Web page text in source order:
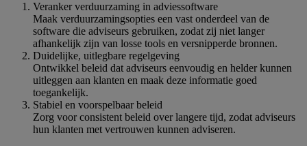
Veranker verduurzaming in adviessoftware
Maak verduurzamingsopties een vast onderdeel van de
software die adviseurs gebruiken, zodat zij niet langer
afhankelijk zijn van losse tools en versnipperde bronnen.
Duidelijke, uitlegbare regelgeving
Ontwikkel beleid dat adviseurs eenvoudig en helder kunnen
uitleggen aan klanten en maak deze informatie goed
toegankelijk.
Stabiel en voorspelbaar beleid
Zorg voor consistent beleid over langere tijd, zodat adviseurs
hun klanten met vertrouwen kunnen adviseren.